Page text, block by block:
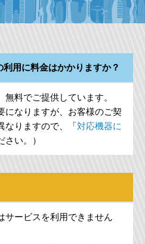
用に料金はかかりますか？
料でご提供しています。
になりますが、お客様のご契
なりますので、「対応機器に
さい。）
サービスを利用できません